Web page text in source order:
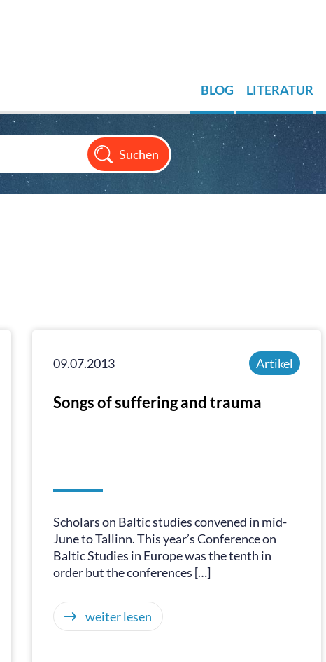
BLOG LITERATUR
09.07.2013 Artikel
Songs of suffering and trauma
Scholars on Baltic studies convened in mid-
June to Tallinn. This year’s Conference on
Baltic Studies in Europe was the tenth in
order but the conferences […]
weiter lesen